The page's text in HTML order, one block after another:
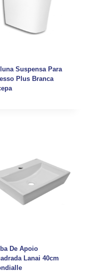
Suspensa Para
Plus Branca
De Apoio
Lanai 40cm